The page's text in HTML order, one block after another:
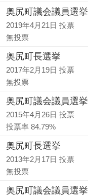
奥尻町議会議員選挙
2019年4月21日 投票
無投票
奥尻町長選挙
2017年2月19日 投票
無投票
奥尻町議会議員選挙
2015年4月26日 投票
投票率 84.79%
奥尻町長選挙
2013年2月17日 投票
無投票
奥尻町議会議員選挙